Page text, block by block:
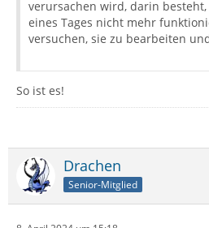
verursachen wird, darin
eines Tages nicht mehr
versuchen, sie zu bearbeiten
So ist es!
Drachen
Senior-Mitglied